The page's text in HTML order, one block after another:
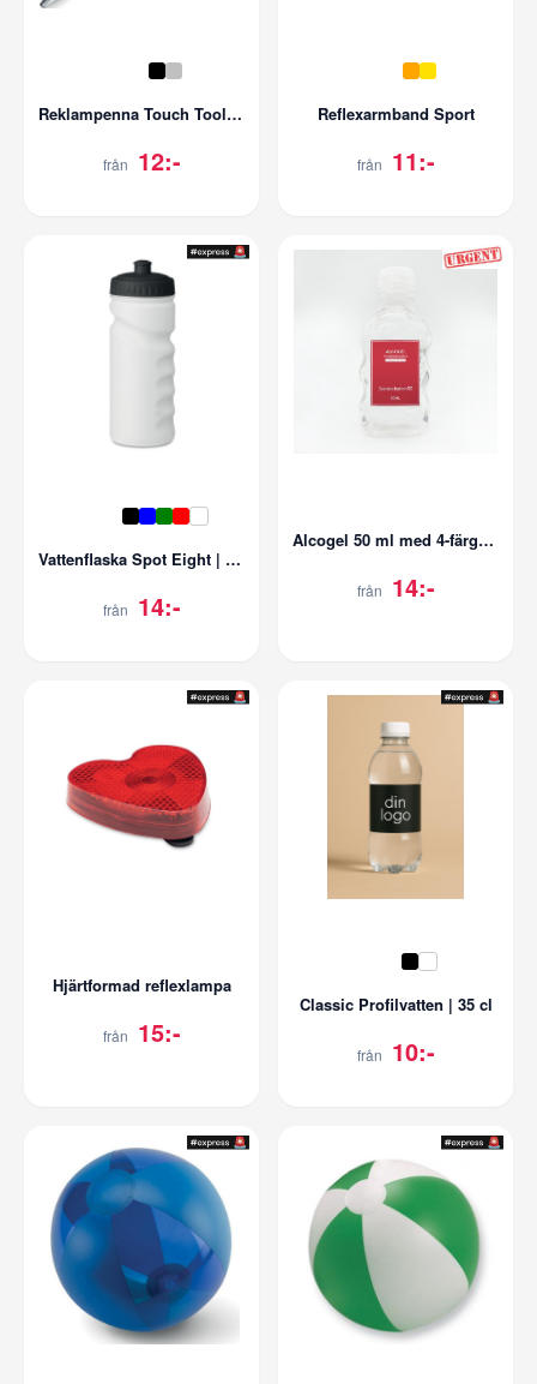
Reklampenna Touch Toolpen
från 12:-
Reflexarmband Sport
från 11:-
Vattenflaska Spot Eight | 500 ml
från 14:-
Alcogel 50 ml med 4-färgstryck
från 14:-
Hjärtformad reflexlampa
från 15:-
Classic Profilvatten | 35 cl
från 10:-